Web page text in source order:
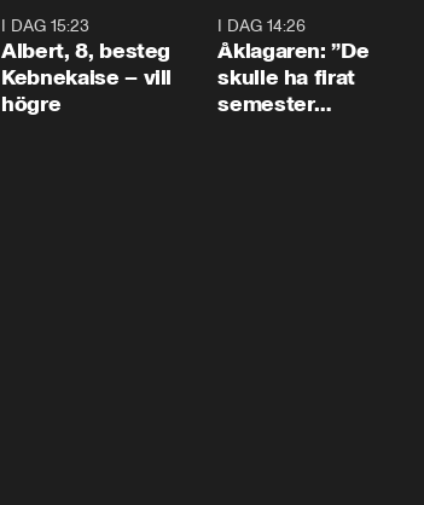
I DAG 15:23
Albert, 8, besteg
Kebnekaise – vill
högre
I DAG 14:26
Åklagaren: ”De
skulle ha firat
semester